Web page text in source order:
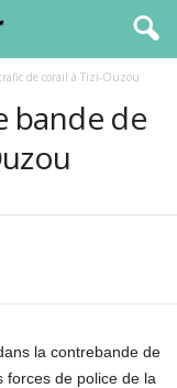
de corail à Tizi-Ouzou
bande de
la contrebande de
forces de police de la